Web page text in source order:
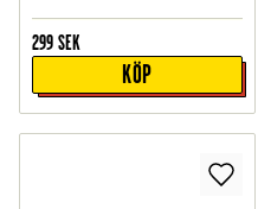
299 SEK
KÖP